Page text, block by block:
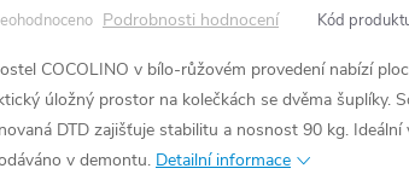
Podrobnosti hodnocení Kód
COCOLINO v bílo-růžovém provedení nabízí
úložný prostor na kolečkách se dvěma šuplíky.
DTD zajišťuje stabilitu a nosnost 90 kg. Ideální
v demontu. Detailní informace